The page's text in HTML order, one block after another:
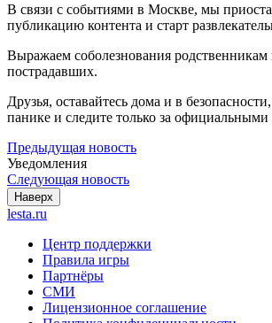
В связи с событиями в Москве, мы
публикацию контента и старт
Выражаем соболезнования родственникам
пострадавших.
Друзья, оставайтесь дома и в
панике и следите только за
Предыдущая новость
Уведомления
Следующая новость
Наверх
lesta.ru
Центр поддержки
Правила игры
Партнёры
СМИ
Лицензионное соглашение